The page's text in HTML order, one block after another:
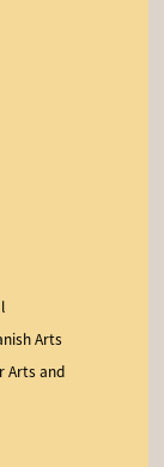
Arts
Arts and